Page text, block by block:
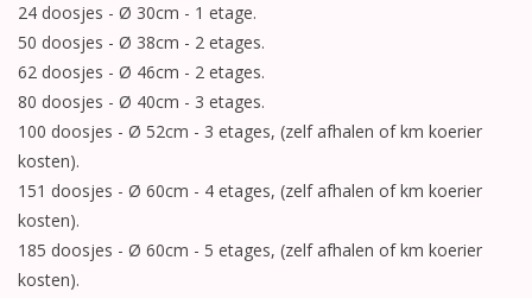
24 doosjes - Ø 30cm - 1 etage.
50 doosjes - Ø 38cm - 2 etages.
62 doosjes - Ø 46cm - 2 etages.
80 doosjes - Ø 40cm - 3 etages.
100 doosjes - Ø 52cm - 3 etages, (zelf afhalen of km koerier
kosten).
151 doosjes - Ø 60cm - 4 etages, (zelf afhalen of km koerier
kosten).
185 doosjes - Ø 60cm - 5 etages, (zelf afhalen of km koerier
kosten).